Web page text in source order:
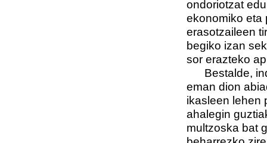
ondoriotzat
ekonomiko eta
erasotzaileen
begiko izan
sor erazteko
Bestalde,
eman dion
ikasleen lehen
ahalegin
multzoska bat